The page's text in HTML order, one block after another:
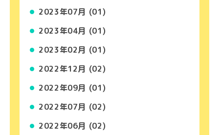
2023年07月 (01)
2023年04月 (01)
2023年02月 (01)
2022年12月 (02)
2022年09月 (01)
2022年07月 (02)
2022年06月 (02)